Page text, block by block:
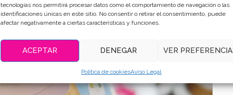
tecnologías nos permitirá procesar datos como el comportamiento de navegación o las
identificaciones únicas en este sitio. No consentir o retirar el consentimiento, puede
afectar negativamente a ciertas características y funciones.
ACEPTAR DENEGAR VER
Política de cookiesAviso Legal